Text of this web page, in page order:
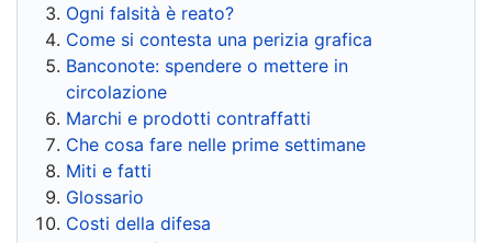
Ogni falsità è reato?
Come si contesta una perizia grafica
Banconote: spendere o mettere in
circolazione
Marchi e prodotti contraffatti
Che cosa fare nelle prime settimane
Miti e fatti
Glossario
Costi della difesa